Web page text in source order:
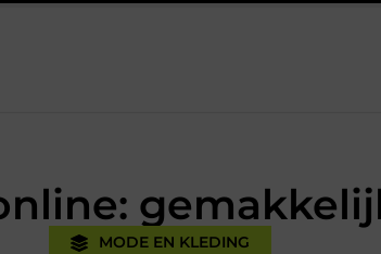
MODE EN KLEDING